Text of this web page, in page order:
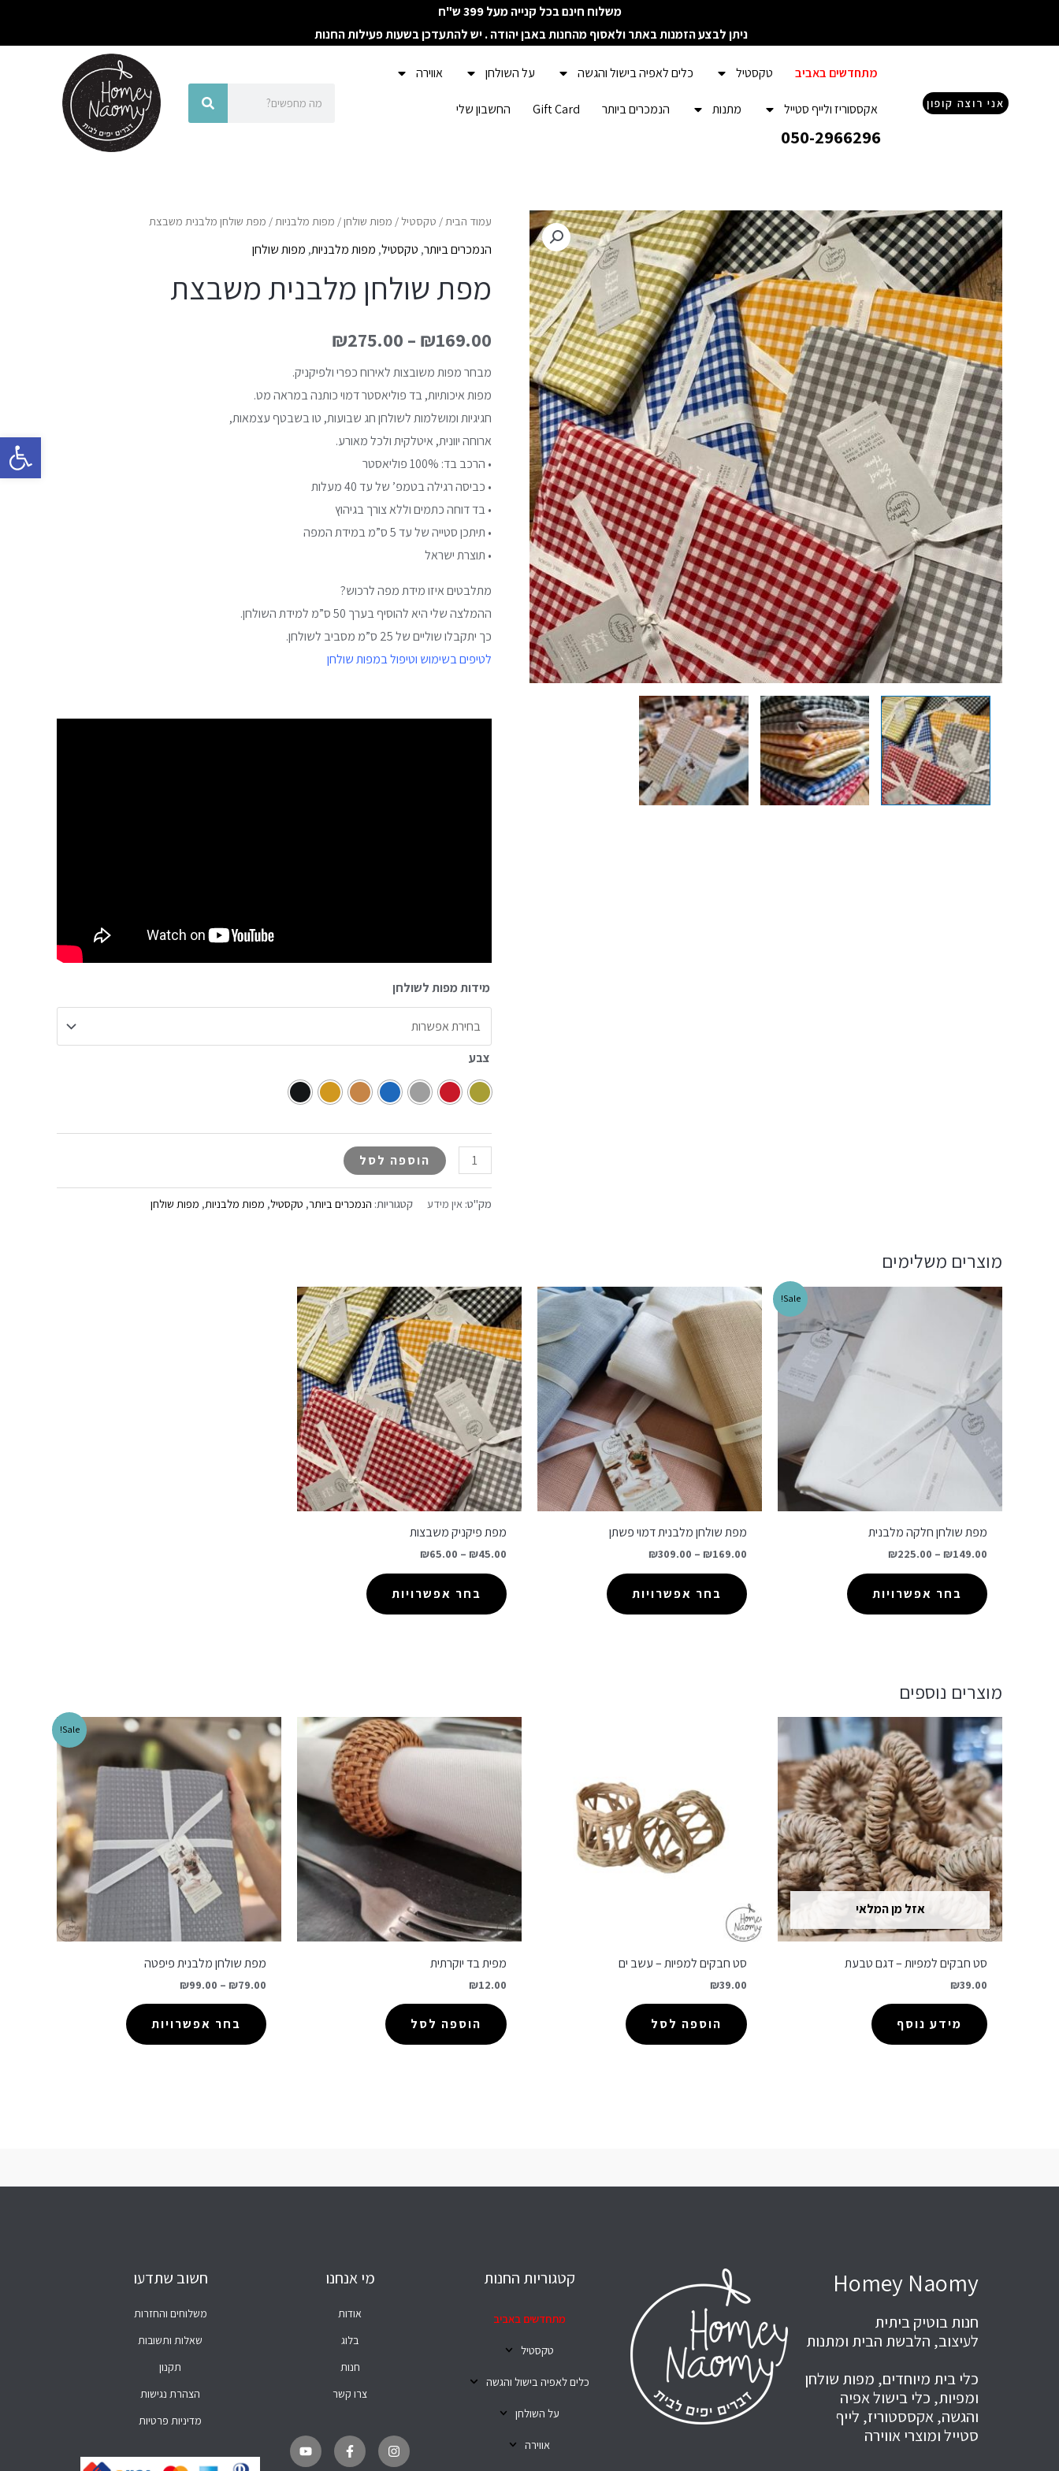
פתח
משלוח חינם בכל קנייה מעל 399 ש"ח
ניתן לבצע הזמנות באתר ולאסוף מהחנות באבן יהודה . יש להתעדכן בשעות פעילות החנות
אני רוצה קופון
מתחדשים באביב טקסטיל כלים לאפיה בישול והגשה על השולחן אווירה
אקססוריז ולייף סטייל מתנות הנמכרים ביותר Gift Card החשבון שלי
050-2966296
חיפוש
עמוד הבית/ טקסטיל/ מפות שולחן/ מפות מלבניות/ מפת שולחן מלבנית משבצת
הנמכרים ביותר, טקסטיל, מפות מלבניות, מפות שולחן
מפת שולחן מלבנית משבצת
₪169.00
–
₪275.00
מבחר מפות משובצות לאירוח כפרי ולפיקניק.
מפות איכותיות, בד פוליאסטר דמוי כותנה במראה מט.
חגיגיות ומושלמות לשולחן חג שבועות, טו בשבטף עצמאות,
ארוחה יוונית, איטלקית ולכל מאורע.
• הרכב בד: 100% פוליאסטר
• כביסה רגילה בטמפ’ של עד 40 מעלות
• בד דוחה כתמים וללא צורך בגיהוץ
• תיתכן סטייה של עד 5 ס”מ במידת המפה
• תוצרת ישראל
מתלבטים איזו מידת מפה לרכוש?
ההמלצה שלי היא להוסיף בערך 50 ס”מ למידת השולחן.
כך יתקבלו שוליים של 25 ס”מ מסביב לשולחן.
לטיפים בשימוש וטיפול במפות שולחן
מידות מפות לשולחן
צבע
כמות
של
שולחן
משבצת
הוספה לסל
מק"ט: אין מידע קטגוריות: הנמכרים ביותר, טקסטיל, מפות מלבניות, מפות שולחן
מוצרים משלימים
Sale!
מפת שולחן חלקה מלבנית
₪149.00
–
₪225.00
בחר אפשרויות
מפת שולחן מלבנית דמוי פשתן
₪169.00
–
₪309.00
בחר אפשרויות
מפת פיקניק משבצות
₪45.00
–
₪65.00
בחר אפשרויות
מוצרים נוספים
אזל מן המלאי
סט חבקים למפיות – דגם טבעת
₪39.00
מידע נוסף
סט חבקים למפיות – עשב ים
₪39.00
הוספה לסל
מפית בד יוקרתית
₪12.00
הוספה לסל
Sale!
מפת שולחן מלבנית פיפטה
₪79.00
–
₪99.00
בחר אפשרויות
Homey Naomy
חנות בוטיק ביתית
לעיצוב, הלבשת הבית ומתנות
כלי בית מיוחדים, מפות שולחן
ומפיות, כלי בישול אפיה
והגשה, אקססטוריז, לייף
סטייל ומוצרי אווירה
קטגוריות החנות
מתחדשים באביב
טקסטיל
כלים לאפיה בישול והגשה
על השולחן
אווירה
מי אנחנו
אודות
בלוג
חנות
צרו קשר
n
s
t
a
c
e
o
u
t
חשוב שתדעו
משלוחים והחזרות
שאלות ותשובות
תקנון
הצהרת נגישות
מדיניות פרטיות